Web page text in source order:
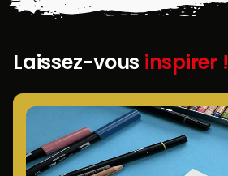
Laissez-vous inspirer !